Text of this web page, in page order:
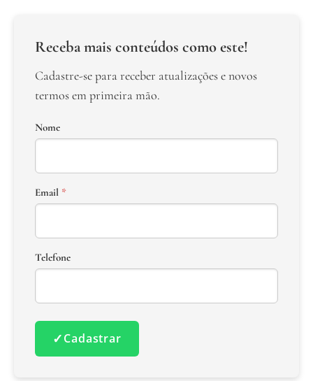
Receba mais conteúdos como este!
Cadastre-se para receber atualizações e novos
termos em primeira mão.
Nome
Email *
Telefone
✓Cadastrar